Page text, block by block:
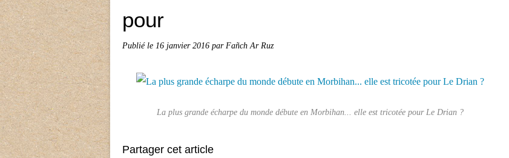
pour
Publié le 16 janvier 2016 par Fañch Ar Ruz
La plus grande écharpe du monde débute en Morbihan... elle est tricotée pour Le Drian ?
Partager cet article